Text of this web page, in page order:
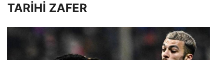
TARİHİ ZAFER